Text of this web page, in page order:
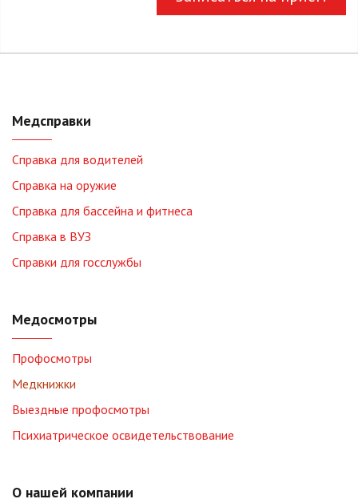
Медсправки
Справка для водителей
Справка на оружие
Справка для бассейна и фитнеса
Справка в ВУЗ
Справки для госслужбы
Медосмотры
Профосмотры
Медкнижки
Выездные профосмотры
Психиатрическое освидетельствование
О нашей компании